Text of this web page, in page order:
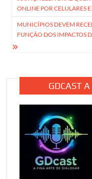
de
Post
ONLINE POR CELULARES
MUNICÍPIOS DEVEM
FUNÇÃO DOS IMPACTOS
GDCAST